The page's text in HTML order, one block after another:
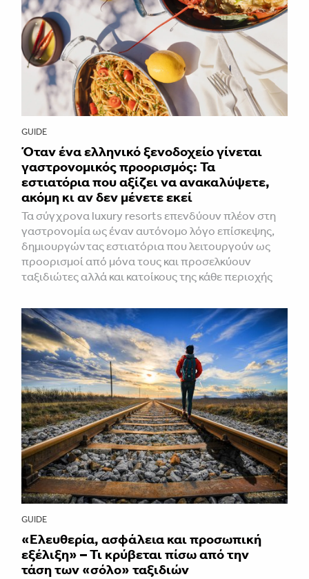
GUIDE
Όταν ένα ελληνικό ξενοδοχείο γίνεται
γαστρονομικός προορισμός: Τα
εστιατόρια που αξίζει να ανακαλύψετε,
ακόμη κι αν δεν μένετε εκεί
Τα σύγχρονα luxury resorts επενδύουν πλέον στη
γαστρονομία ως έναν αυτόνομο λόγο επίσκεψης,
δημιουργώντας εστιατόρια που λειτουργούν ως
προορισμοί από μόνα τους και προσελκύουν
ταξιδιώτες αλλά και κατοίκους της κάθε περιοχής
GUIDE
«Ελευθερία, ασφάλεια και προσωπική
εξέλιξη» – Τι κρύβεται πίσω από την
τάση των «σόλο» ταξιδιών